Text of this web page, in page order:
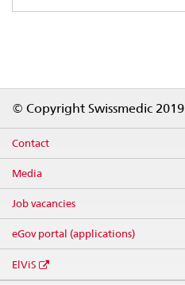
© Copyright Swissmedic 2019
Contact
Media
Job vacancies
eGov portal (applications)
ElViS